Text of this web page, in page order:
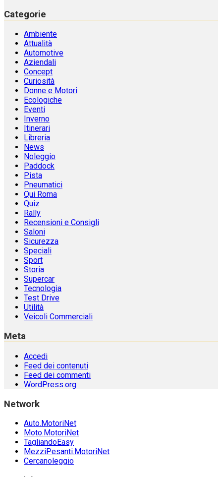
Categorie
Ambiente
Attualità
Automotive
Aziendali
Concept
Curiosità
Donne e Motori
Ecologiche
Eventi
Inverno
Itinerari
Libreria
News
Noleggio
Paddock
Pista
Pneumatici
Qui Roma
Quiz
Rally
Recensioni e Consigli
Saloni
Sicurezza
Speciali
Sport
Storia
Supercar
Tecnologia
Test Drive
Utilità
Veicoli Commerciali
Meta
Accedi
Feed dei contenuti
Feed dei commenti
WordPress.org
Network
Auto.MotoriNet
Moto.MotoriNet
TagliandoEasy
MezziPesanti.MotoriNet
Cercanoleggio